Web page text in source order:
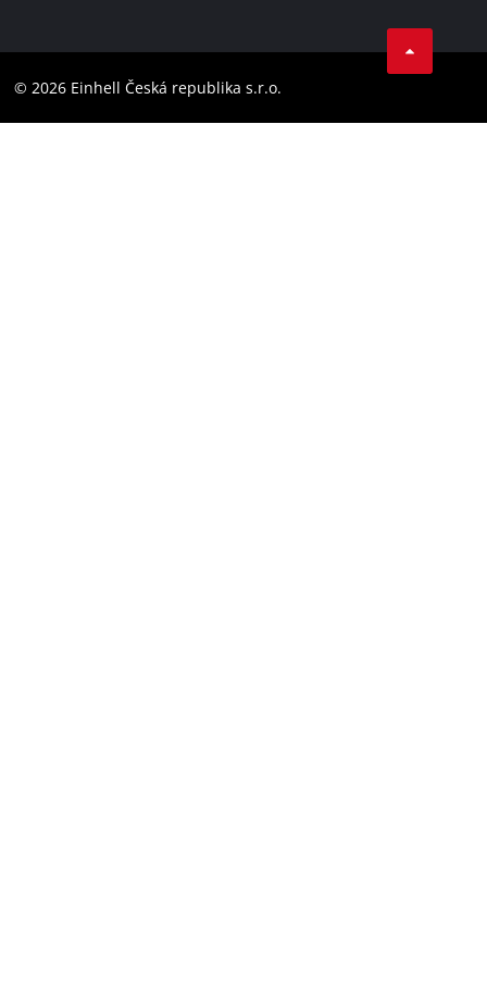
Barrierefreiheits-Erklärung
Instagram
© 2026 Einhell Česká republika s.r.o.